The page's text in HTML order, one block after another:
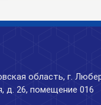
область, г.
д. 26, помещение 016